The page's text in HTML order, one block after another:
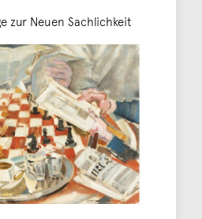
zur Neuen Sachlichkeit